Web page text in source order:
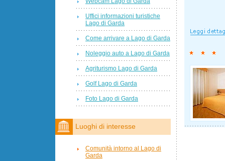
Uffici informazioni turistiche
Lago di Garda
Come arrivare a Lago di Garda
Noleggio auto a Lago di Garda
Agriturismo Lago di Garda
Golf Lago di Garda
Foto Lago di Garda
Luoghi di interesse
Comunità intorno al Lago di
Garda